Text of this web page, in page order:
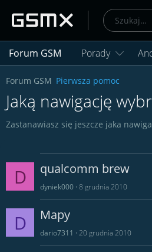
Forum GSM Porady
Forum GSM Pierwsza pomoc
Jaką nawigację
Zastanawiasz się jeszcze jaka
D qualcomm brew
dyniek000 8 grudnia 2010
D
Mapy
dario7311 20 grudnia 2010